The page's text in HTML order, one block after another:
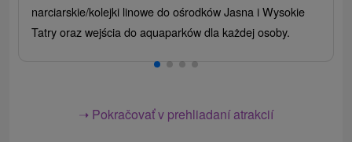
narciarskie/kolejki linowe do ośrodków Jasna i Wysokie
Tatry oraz wejścia do aquaparków dla każdej osoby.
➝ Pokračovať v prehliadaní atrakcií